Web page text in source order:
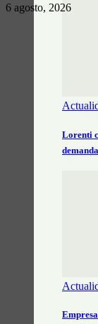
Lorenti
6 agosto, 2026